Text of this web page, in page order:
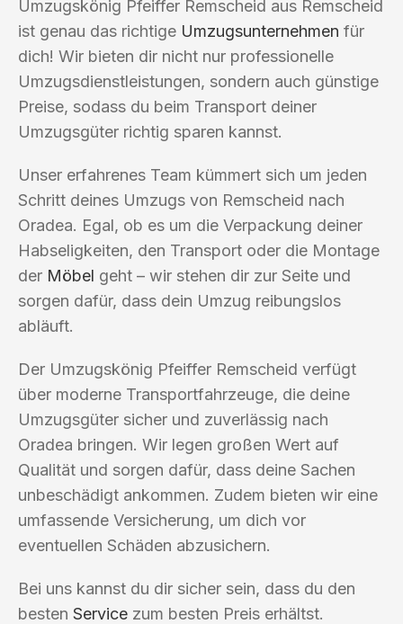
Umzugskönig Pfeiffer Remscheid aus Remscheid
ist genau das richtige Umzugsunternehmen für
dich! Wir bieten dir nicht nur professionelle
Umzugsdienstleistungen, sondern auch günstige
Preise, sodass du beim Transport deiner
Umzugsgüter richtig sparen kannst.
Unser erfahrenes Team kümmert sich um jeden
Schritt deines Umzugs von Remscheid nach
Oradea. Egal, ob es um die Verpackung deiner
Habseligkeiten, den Transport oder die Montage
der Möbel geht – wir stehen dir zur Seite und
sorgen dafür, dass dein Umzug reibungslos
abläuft.
Der Umzugskönig Pfeiffer Remscheid verfügt
über moderne Transportfahrzeuge, die deine
Umzugsgüter sicher und zuverlässig nach
Oradea bringen. Wir legen großen Wert auf
Qualität und sorgen dafür, dass deine Sachen
unbeschädigt ankommen. Zudem bieten wir eine
umfassende Versicherung, um dich vor
eventuellen Schäden abzusichern.
Bei uns kannst du dir sicher sein, dass du den
besten Service zum besten Preis erhältst.